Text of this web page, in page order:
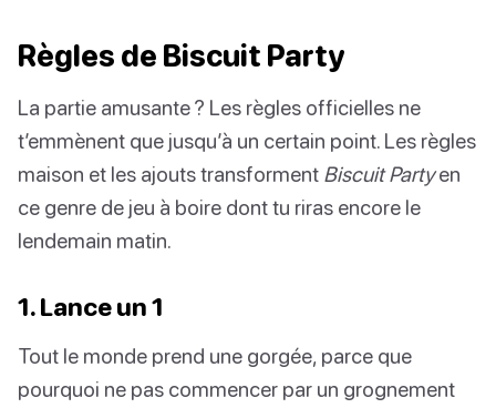
Règles de Biscuit Party
La partie amusante ? Les règles officielles ne
t’emmènent que jusqu’à un certain point. Les règles
maison et les ajouts transforment Biscuit Partyen
ce genre de jeu à boire dont tu riras encore le
lendemain matin.
1. Lance un 1
Tout le monde prend une gorgée, parce que
pourquoi ne pas commencer par un grognement